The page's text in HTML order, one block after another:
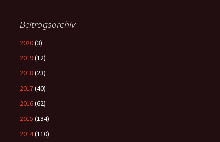
Beitragsarchiv
2020(3)
2019(12)
2018 (23)
2017(40)
2016(62)
2015 (134)
2014(110)